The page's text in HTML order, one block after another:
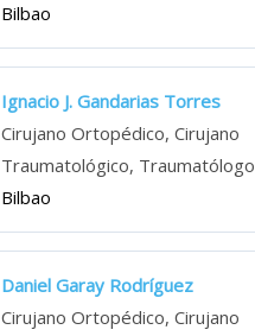
Bilbao
Ignacio J. Gandarias Torres
Cirujano Ortopédico, Cirujano
Traumatológico, Traumatólogo
Bilbao
Daniel Garay Rodríguez
Cirujano Ortopédico, Cirujano